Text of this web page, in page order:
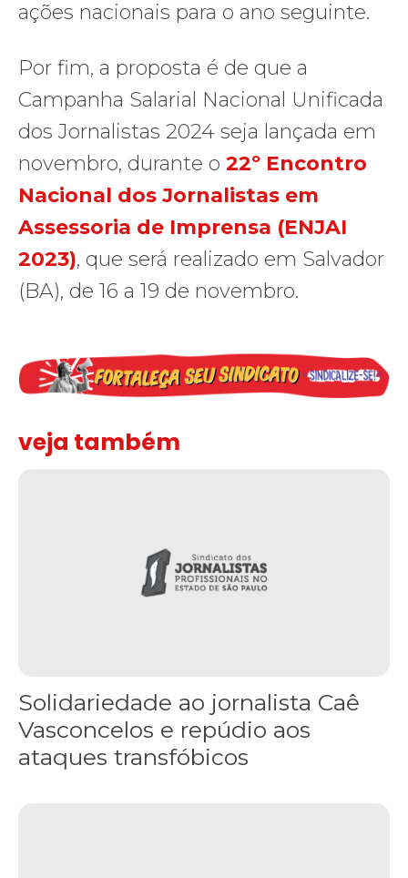
ações nacionais para o ano seguinte.
Por fim, a proposta é de que a
Campanha Salarial Nacional Unificada
dos Jornalistas 2024 seja lançada em
novembro, durante o 22º Encontro
Nacional dos Jornalistas em
Assessoria de Imprensa (ENJAI
2023), que será realizado em Salvador
(BA), de 16 a 19 de novembro.
veja também
Solidariedade ao jornalista Caê
Vasconcelos e repúdio aos
ataques transfóbicos